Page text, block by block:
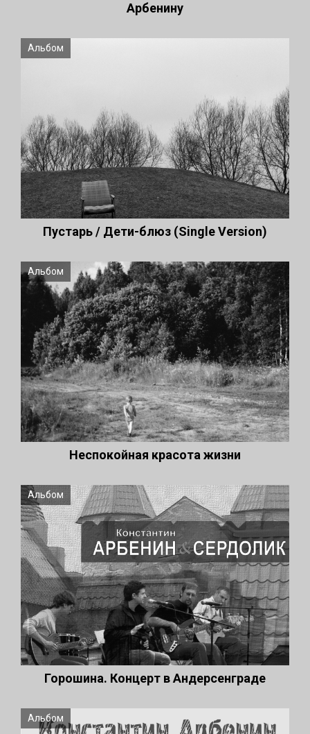
Арбенину
Альбом
Пустарь / Дети-блюз (Single Version)
Альбом
Неспокойная красота жизни
Альбом
Горошина. Концерт в Андерсенграде
Альбом